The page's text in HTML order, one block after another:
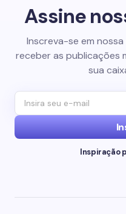
Assine
Inscreva-se em
receber as publicações
sua
Inspiração